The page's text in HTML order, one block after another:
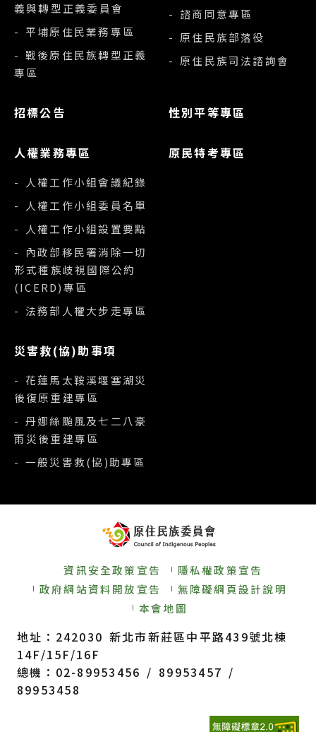
義與轉型正義委員會
- 平埔原住民業務專區
- 戰後原住民族轉型正義
專區
- 諮商同意專區
- 原住民族部落役
- 原住民族司法諮詢會
招標公告 性別平等專區
人權業務專區
- 人權工作小組會議紀錄
- 人權工作小組委員名單
- 人權工作小組設置要點
- 內政部移民署消除一切
形式種族歧視國際公約
(ICERD)專區
- 法務部人權大步走專區
原民特考專區
災害救(協)助事項
- 花蓮馬太鞍溪堰塞湖災
後復原重建專區
- 丹娜絲颱風及七二八豪
雨災後重建專區
- 一般災害救(協)助專區
資訊安全政策宣告
隱私權政策宣告
政府網站資料開放宣告
無障礙網頁設計說明
本會地圖
地址：242030 新北市新莊區中平路439號北棟
14F/15F/16F
總機：02-89953456 / 89953457 /
89953458